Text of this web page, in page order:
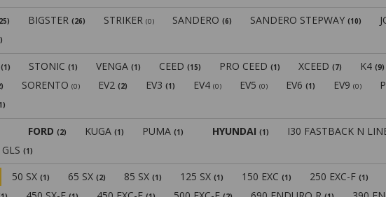
BIGSTER(26) STRIKER(0) SANDERO(6) SANDERO STEPWAY(10)
(1) STONIC(1) VENGA(1) CEED(15) PRO CEED(1) XCEED(7) K4(9)
SORENTO(0) EV2(2) EV3(1) EV4(0) EV5(0) EV6(1) EV9(0)
FORD (2) KUGA (1) PUMA (1) HYUNDAI (1) I30 FASTBACK N
GLS (1)
50 SX(1) 65 SX(2) 85 SX(1) 125 SX(1) 150 EXC(1) 250 EXC-F(1)